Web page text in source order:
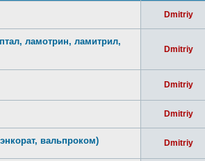
Dmitriy
ламотрин, ламитрил,
Dmitriy
Dmitriy
Dmitriy
вальпроком) Dmitriy